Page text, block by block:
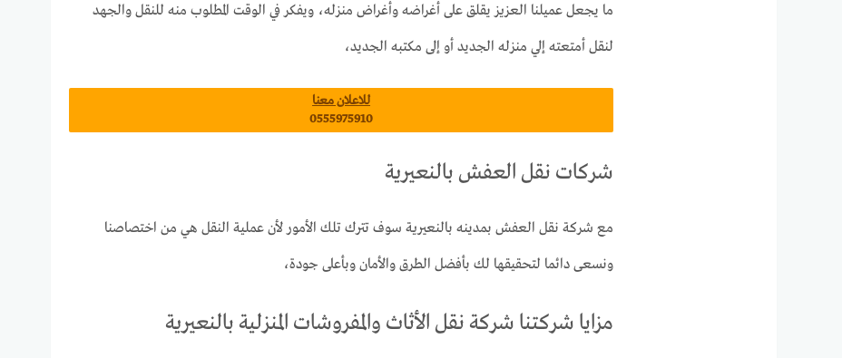
ما يجعل عميلنا العزيز يقلق على أغراضه وأغراض منزله، ويفكر في الوقت المطلوب منه للنقل والجهد
لنقل أمتعته إلي منزله الجديد أو إلى مكتبه الجديد،
للاعلان معنا
0555975910
شركات نقل العفش بالنعيرية
مع شركة نقل العفش بمدينه بالنعيرية سوف تترك تلك الأمور لأن عملية النقل هي من اختصاصنا
ونسعى دائما لتحقيقها لك بأفضل الطرق والأمان وبأعلى جودة،
مزايا شركتنا شركة نقل الأثاث والمفروشات المنزلية بالنعيرية